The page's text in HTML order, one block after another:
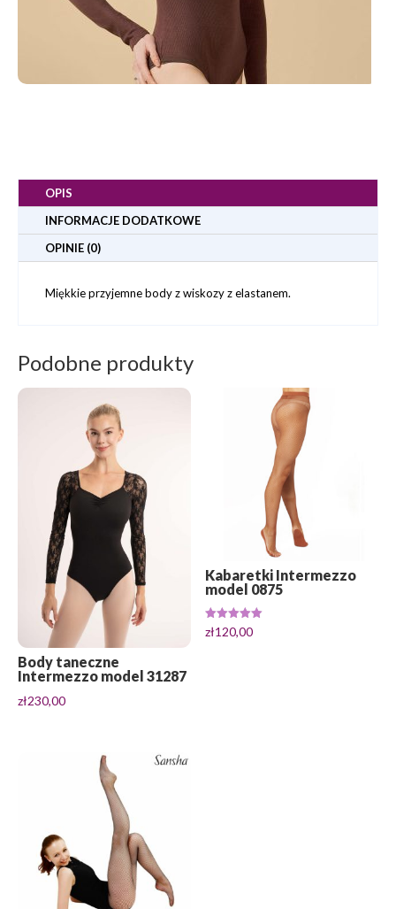
OPIS
INFORMACJE DODATKOWE
OPINIE (0)
Miękkie przyjemne body z wiskozy z elastanem.
Podobne produkty
Body taneczne
Intermezzo model 31287
zł230,00
Kabaretki Intermezzo
model 0875
Oceniono
5.00
zł120,00